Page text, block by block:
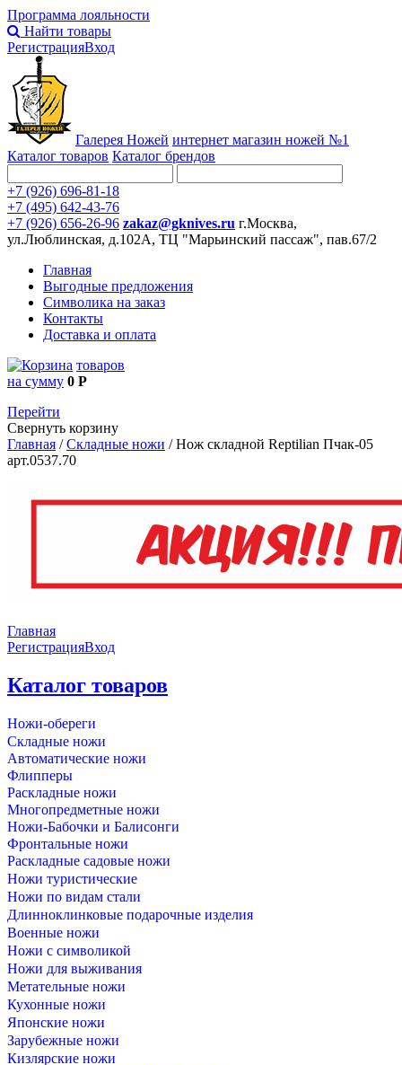
Программа лояльности
Найти товары
РегистрацияВход
Галерея Ножей интернет магазин ножей №1
Каталог товаров Каталог брендов
+7 (926) 696-81-18
+7 (495) 642-43-76
+7 (926) 656-26-96 zakaz@gknives.ru г.Москва,
ул.Люблинская, д.102А, ТЦ "Марьинский пассаж", пав.67/2
Главная
Выгодные предложения
Символика на заказ
Контакты
Доставка и оплата
товаров
на сумму 0 Р
Перейти
Свернуть корзину
Главная /Складные ножи /Нож складной Reptilian Пчак-05
арт.0537.70
Главная
РегистрацияВход
Каталог товаров
Ножи-обереги
Складные ножи
Автоматические ножи
Флипперы
Раскладные ножи
Многопредметные ножи
Ножи-Бабочки и Балисонги
Фронтальные ножи
Раскладные садовые ножи
Ножи туристические
Ножи по видам стали
Длинноклинковые подарочные изделия
Военные ножи
Ножи с символикой
Ножи для выживания
Метательные ножи
Кухонные ножи
Японские ножи
Зарубежные ножи
Кизлярские ножи